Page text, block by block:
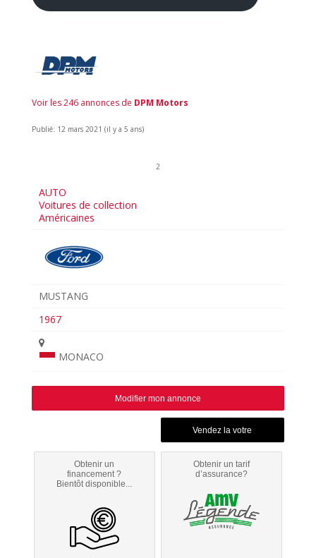
Voir les 246 annonces de DPM Motors
Publié: 12 mars 2021 (il y a 5 ans)
2
AUTO
Voitures de collection
Américaines
MUSTANG
1967
MONACO
Modifier mon annonce
Obtenir un
financement ?
Bientôt disponible...
Obtenir un tarif
d’assurance?